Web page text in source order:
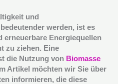
und
werden, ist es
erneuerbare Energiequellen
zu ziehen. Eine
die Nutzung von Biomasse
Artikel möchten wir Sie über
informieren, die diese